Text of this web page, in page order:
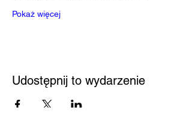
Pokaż więcej
Udostępnij to wydarzenie